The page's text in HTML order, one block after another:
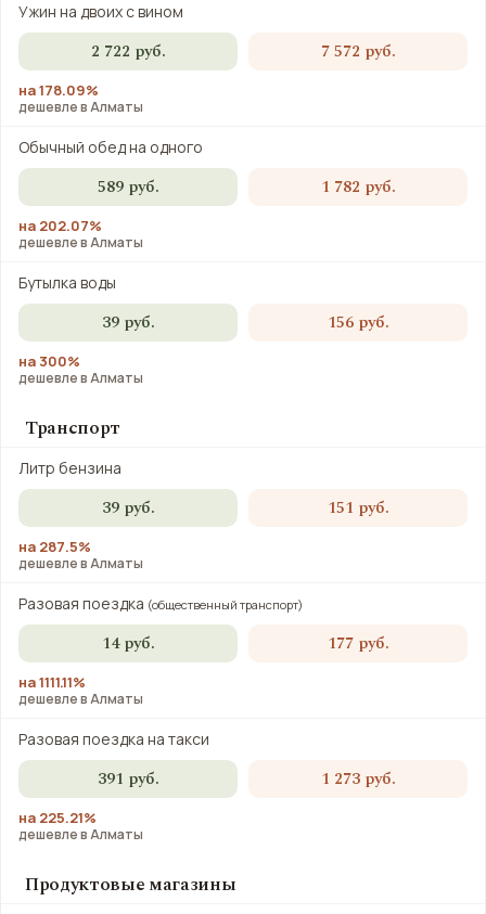
Ужин на двоих с вином
2 722 руб. 7 572 руб.
на 178.09%
дешевле в Алматы
Обычный обед на одного
589 руб. 1 782 руб.
на 202.07%
дешевле в Алматы
Бутылка воды
39 руб. 156 руб.
на 300%
дешевле в Алматы
Транспорт
Литр бензина
39 руб. 151 руб.
на 287.5%
дешевле в Алматы
Разовая поездка (общественный транспорт)
14 руб. 177 руб.
на 1111.11%
дешевле в Алматы
Разовая поездка на такси
391 руб. 1 273 руб.
на 225.21%
дешевле в Алматы
Продуктовые магазины